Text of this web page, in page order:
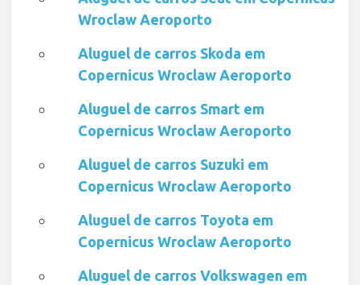
Wroclaw Aeroporto
Aluguel de carros Skoda em
Copernicus Wroclaw Aeroporto
Aluguel de carros Smart em
Copernicus Wroclaw Aeroporto
Aluguel de carros Suzuki em
Copernicus Wroclaw Aeroporto
Aluguel de carros Toyota em
Copernicus Wroclaw Aeroporto
Aluguel de carros Volkswagen em